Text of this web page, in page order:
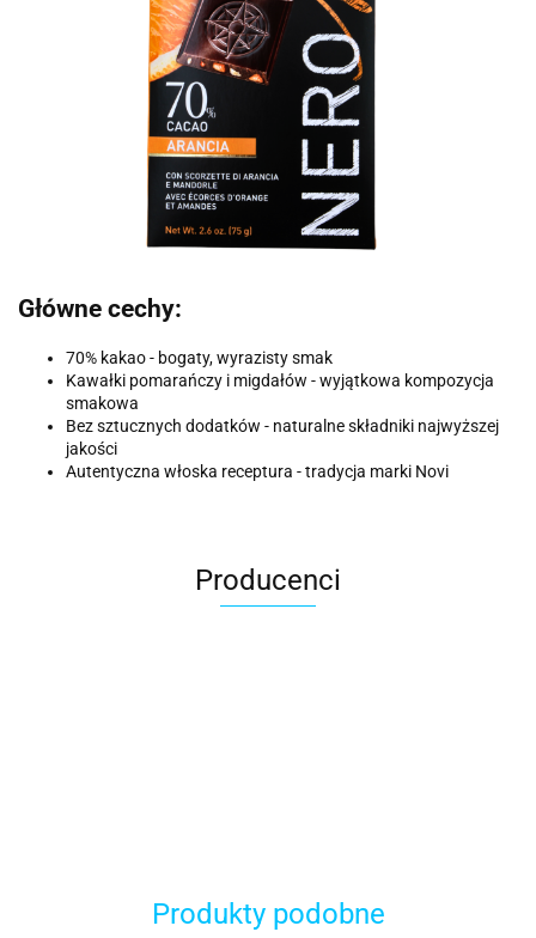
Główne cechy:
70% kakao - bogaty, wyrazisty smak
Kawałki pomarańczy i migdałów - wyjątkowa kompozycja
smakowa
Bez sztucznych dodatków - naturalne składniki najwyższej
jakości
Autentyczna włoska receptura - tradycja marki Novi
Producenci
ACOOL TOY
Produkty podobne